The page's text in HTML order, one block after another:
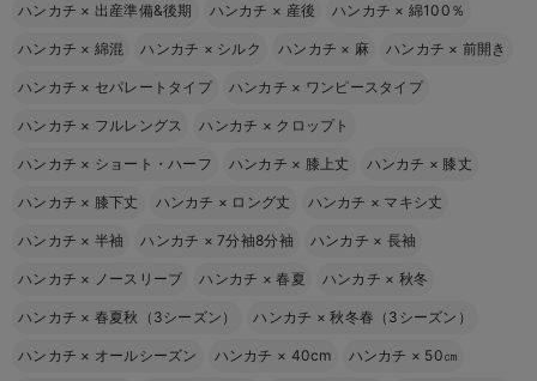
ハンカチ × 出産準備&後期 ハンカチ × 産後 ハンカチ × 綿100％
ハンカチ × 綿混 ハンカチ × シルク ハンカチ × 麻 ハンカチ × 前開き
ハンカチ × セパレートタイプ ハンカチ × ワンピースタイプ
ハンカチ × フルレングス ハンカチ × クロップト
ハンカチ × ショート・ハーフ ハンカチ × 膝上丈 ハンカチ × 膝丈
ハンカチ × 膝下丈 ハンカチ × ロング丈 ハンカチ × マキシ丈
ハンカチ × 半袖 ハンカチ ×7分袖8分袖 ハンカチ × 長袖
ハンカチ × ノースリーブ ハンカチ ×春夏 ハンカチ × 秋冬
ハンカチ × 春夏秋（3シーズン） ハンカチ ×秋冬春（3シーズン）
ハンカチ × オールシーズン ハンカチ × 40cm ハンカチ × 50㎝